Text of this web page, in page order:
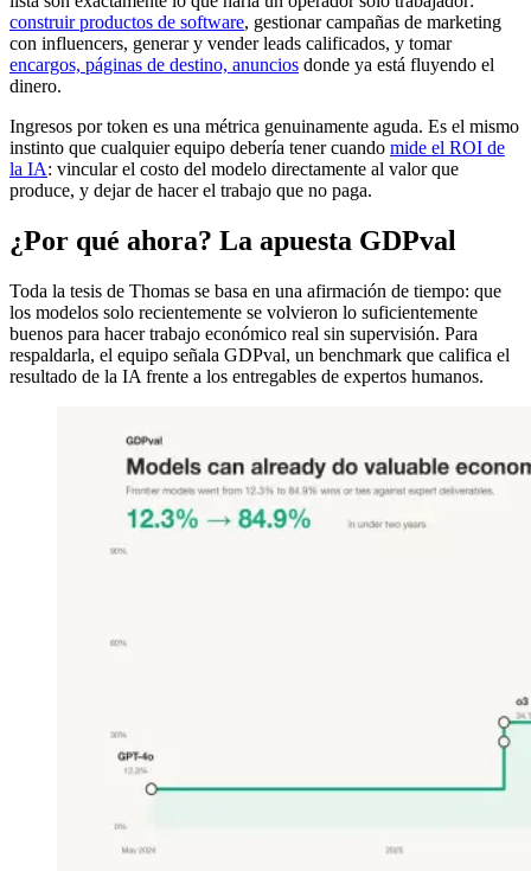
construir productos de software, gestionar campañas de marketing
con influencers, generar y vender leads calificados, y tomar
encargos, páginas de destino, anuncios donde ya está fluyendo el
dinero.
Ingresos por token es una métrica genuinamente aguda. Es el mismo
instinto que cualquier equipo debería tener cuando mide el ROI de
la IA: vincular el costo del modelo directamente al valor que
produce, y dejar de hacer el trabajo que no paga.
¿Por qué ahora? La apuesta GDPval
Toda la tesis de Thomas se basa en una afirmación de tiempo: que
los modelos solo recientemente se volvieron lo suficientemente
buenos para hacer trabajo económico real sin supervisión. Para
respaldarla, el equipo señala GDPval, un benchmark que califica el
resultado de la IA frente a los entregables de expertos humanos.